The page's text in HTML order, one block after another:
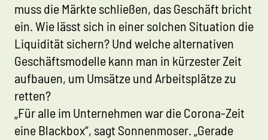
muss die Märkte schließen, das Geschäft bricht
ein. Wie lässt sich in einer solchen Situation die
Liquidität sichern? Und welche alternativen
Geschäftsmodelle kann man in kürzester Zeit
aufbauen, um Umsätze und Arbeitsplätze zu
retten?
„Für alle im Unternehmen war die Corona-Zeit
eine Blackbox“, sagt Sonnenmoser. „Gerade